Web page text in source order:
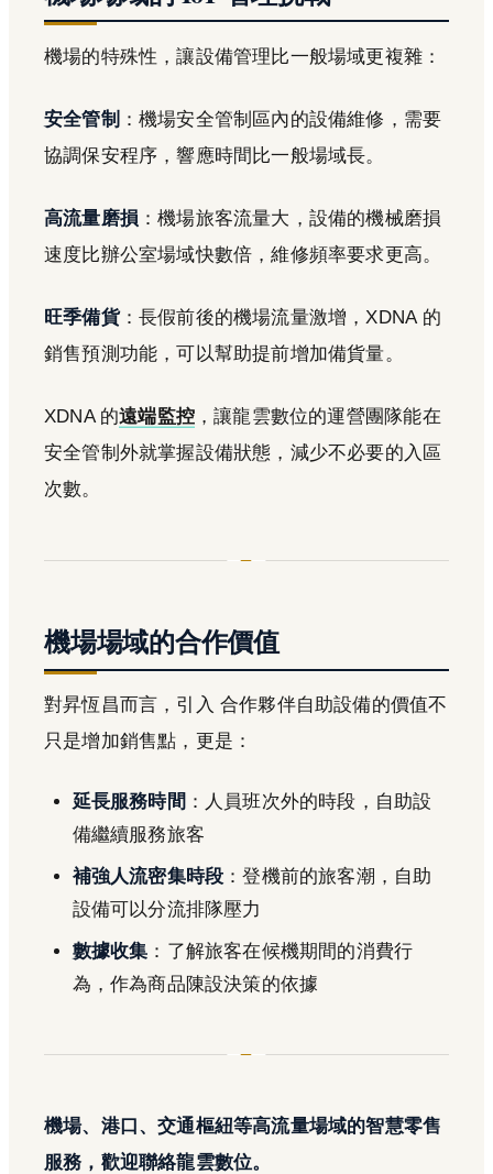
機場的特殊性，讓設備管理比一般場域更複雜：
安全管制 ：機場安全管制區內的設備維修，需要
協調保安程序，響應時間比一般場域長。
高流量磨損 ：機場旅客流量大，設備的機械磨損
速度比辦公室場域快數倍，維修頻率要求更高。
旺季備貨：長假前後的機場流量激增，XDNA 的
銷售預測功能，可以幫助提前增加備貨量。
XDNA 的遠端監控 ，讓龍雲數位的運營團隊能在
安全管制外就掌握設備狀態，減少不必要的入區
次數。
機場場域的合作價值
對昇恆昌而言，引入 合作夥伴自助設備的價值不
只是增加銷售點，更是：
延長服務時間 ：人員班次外的時段，自助設
備繼續服務旅客
補強人流密集時段 ：登機前的旅客潮，自助
設備可以分流排隊壓力
數據收集 ：了解旅客在候機期間的消費行
為，作為商品陳設決策的依據
機場、港口、交通樞紐等高流量場域的智慧零售
服務，歡迎聯絡龍雲數位。